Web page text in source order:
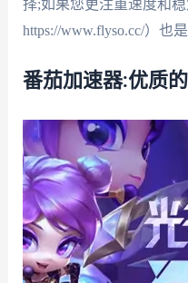
择;如果您更注重速度和
https://www.flyso.cc/）也
番茄加速器:优质